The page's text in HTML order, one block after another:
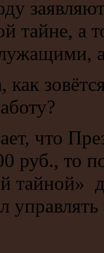
тайне, а
как
что
руб., то
тайной»